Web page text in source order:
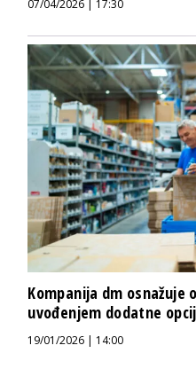
07/04/2026 | 17:30
Kompanija dm osnažuje
uvođenjem dodatne
19/01/2026 | 14:00